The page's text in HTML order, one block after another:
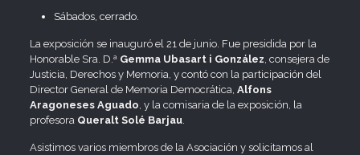
Sábados, cerrado.
La exposición se inauguró el 21 de junio. Fue presidida por la
Honorable Sra. D.ª Gemma Ubasart i González, consejera de
Justicia, Derechos y Memoria, y contó con la participación del
Director General de Memoria Democrática, Alfons
Aragoneses Aguado, y la comisaria de la exposición, la
profesora Queralt Solé Barjau.
Asistimos varios miembros de la Asociación y solicitamos al